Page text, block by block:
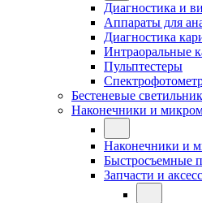
Диагностика и
Аппараты для
Диагностика
Интраоральные
Пульптестеры
Бестеневые
Наконечники и
Наконечники и
Быстросъемные
Запчасти и